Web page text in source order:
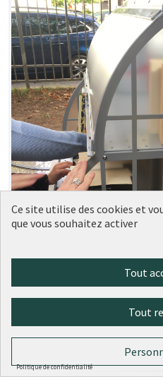
Ce site utilise des cookies et
que vous souhaitez activer
Tout
Tout
Politique de confidentialité